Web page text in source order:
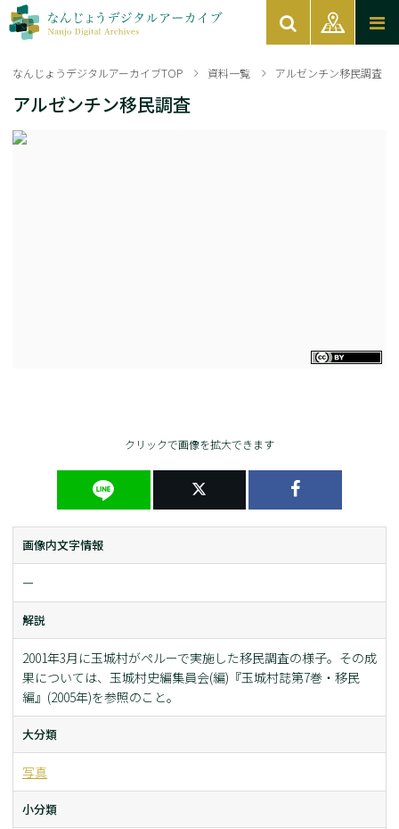
なんじょうデジタルアーカイブTOP 資料一覧 アルゼンチン移民調査
アルゼンチン移民調査
クリックで画像を拡大できます
画像内文字情報
ー
解説
2001年3月に玉城村がペルーで実施した移民調査の様子。その成
果については、玉城村史編集員会(編)『玉城村誌第7巻・移民
編』(2005年)を参照のこと。
大分類
写真
小分類